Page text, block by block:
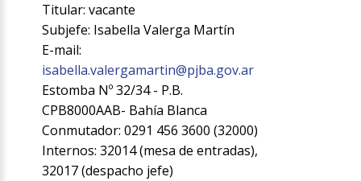
Titular: vacante
Subjefe: Isabella Valerga Martín
E-mail:
isabella.valergamartin@pjba.gov.ar
Estomba Nº 32/34 - P.B.
CPB8000AAB- Bahía Blanca
Conmutador: 0291 456 3600 (32000)
Internos: 32014 (mesa de entradas),
32017 (despacho jefe)